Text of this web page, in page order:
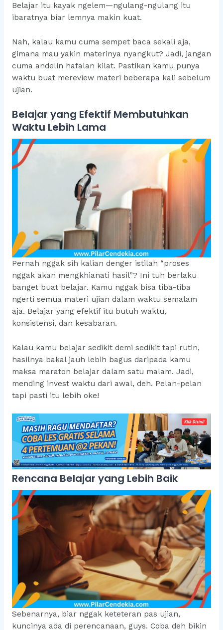
Belajar itu kayak ngelem—ngulang-ngulang itu
ibaratnya biar lemnya makin kuat.
Nah, kalau kamu cuma sempet baca sekali aja,
gimana mau yakin materinya nyangkut? Jadi, jangan
cuma andelin hafalan kilat. Pastikan kamu punya
waktu buat mereview materi beberapa kali sebelum
ujian.
Belajar yang Efektif Membutuhkan
Waktu Lebih Lama
Pernah nggak sih kalian denger istilah “proses
nggak akan mengkhianati hasil”? Ini tuh berlaku
banget buat belajar. Kamu nggak bisa tiba-tiba
ngerti semua materi ujian dalam waktu semalam
aja. Belajar yang efektif itu butuh waktu,
konsistensi, dan kesabaran.
Kalau kamu belajar sedikit demi sedikit tapi rutin,
hasilnya bakal jauh lebih bagus daripada kamu
maksa maraton belajar dalam satu malam. Jadi,
mending invest waktu dari awal, deh. Pelan-pelan
tapi pasti itu lebih oke!
Rencana Belajar yang Lebih Baik
Sebenarnya, biar nggak keteteran pas ujian,
kuncinya ada di perencanaan, guys. Coba deh bikin